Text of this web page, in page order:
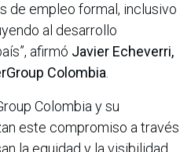
de empleo formal, inclusivo
al desarrollo
afirmó Javier Echeverri,
Colombia.
Colombia y su
este compromiso a través